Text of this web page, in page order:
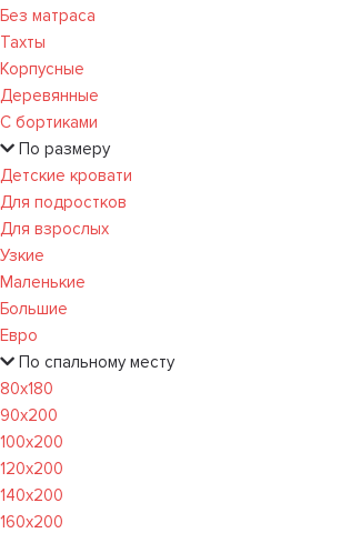
Без матраса
Тахты
Корпусные
Деревянные
С бортиками
По размеру
Детские кровати
Для подростков
Для взрослых
Узкие
Маленькие
Большие
Евро
По спальному месту
80х180
90х200
100х200
120x200
140х200
160х200